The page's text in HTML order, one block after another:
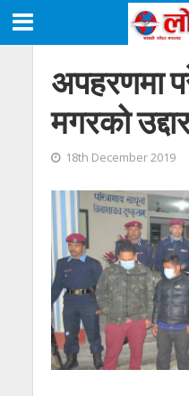
अपहरणमा
मगरको
18th December 2019